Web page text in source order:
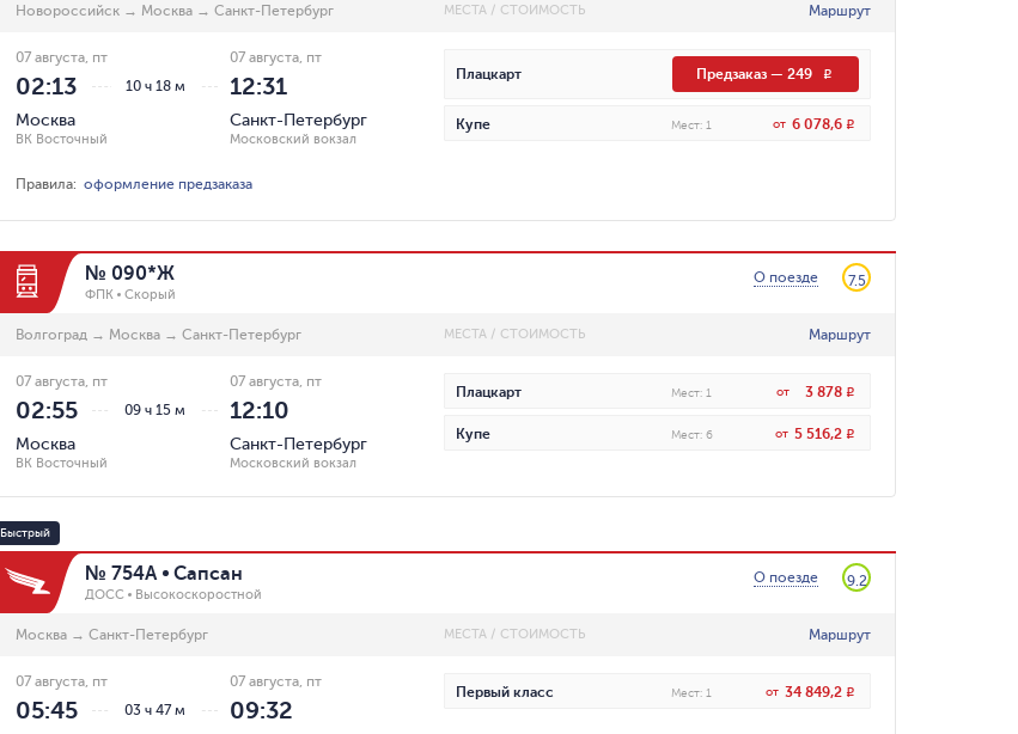
Новороссийск → Москва → Санкт-Петербург МЕСТА / СТОИМОСТЬ Маршрут
10 ч 18 м
07 августа, пт
02:13
Москва
ВК Восточный
07 августа, пт
12:31
Санкт-Петербург
Московский вокзал
Плацкарт Предзаказ— 249 R
Купе Мест: 1 от 6 078,6 R
Правила:оформление предзаказа
№ 090*Ж
ФПК Скорый
О поезде 7.5
Волгоград → Москва → Санкт-Петербург МЕСТА / СТОИМОСТЬ Маршрут
09 ч 15 м
07 августа, пт
02:55
Москва
ВК Восточный
07 августа, пт
12:10
Санкт-Петербург
Московский вокзал
Плацкарт Мест: 1 от 3 878 R
Купе Мест: 6 от 5 516,2 R
Быстрый
№ 754А Сапсан
ДОСС Высокоскоростной
О поезде 9.2
Москва → Санкт-Петербург МЕСТА / СТОИМОСТЬ Маршрут
03 ч 47 м
07 августа, пт
05:45
07 августа, пт
09:32
Первый класс Мест: 1 от 34 849,2 R